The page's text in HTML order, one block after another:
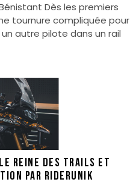
Dès les premiers
tournure compliquée pour
autre pilote dans un rail
reine des trails et
par RiderUnik